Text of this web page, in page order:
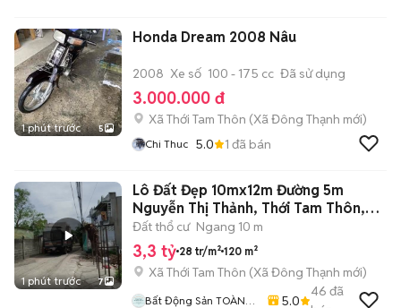
1 phút trước 5
Honda Dream 2008 Nâu
2008 Xe số 100 - 175 cc Đã sử dụng
3.000.000 đ
Xã Thới Tam Thôn (Xã Đông Thạnh mới)
Chi Thuc 5.0 1 đã bán
1 phút trước 7
Lô Đất Đẹp 10mx12m Đường 5m
Nguyễn Thị Thảnh, Thới Tam Thôn,
3.3 Tỷ
Đất thổ cư Ngang 10 m
3,3 tỷ 28 tr/m² 120 m²
Xã Thới Tam Thôn (Xã Đông Thạnh mới)
Bất Động Sản TOÀN
5.0
46 đã